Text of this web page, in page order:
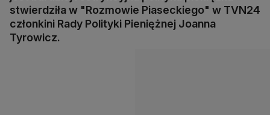
stwierdziła w "Rozmowie Piaseckiego" w TVN24
członkini Rady Polityki Pieniężnej Joanna
Tyrowicz.